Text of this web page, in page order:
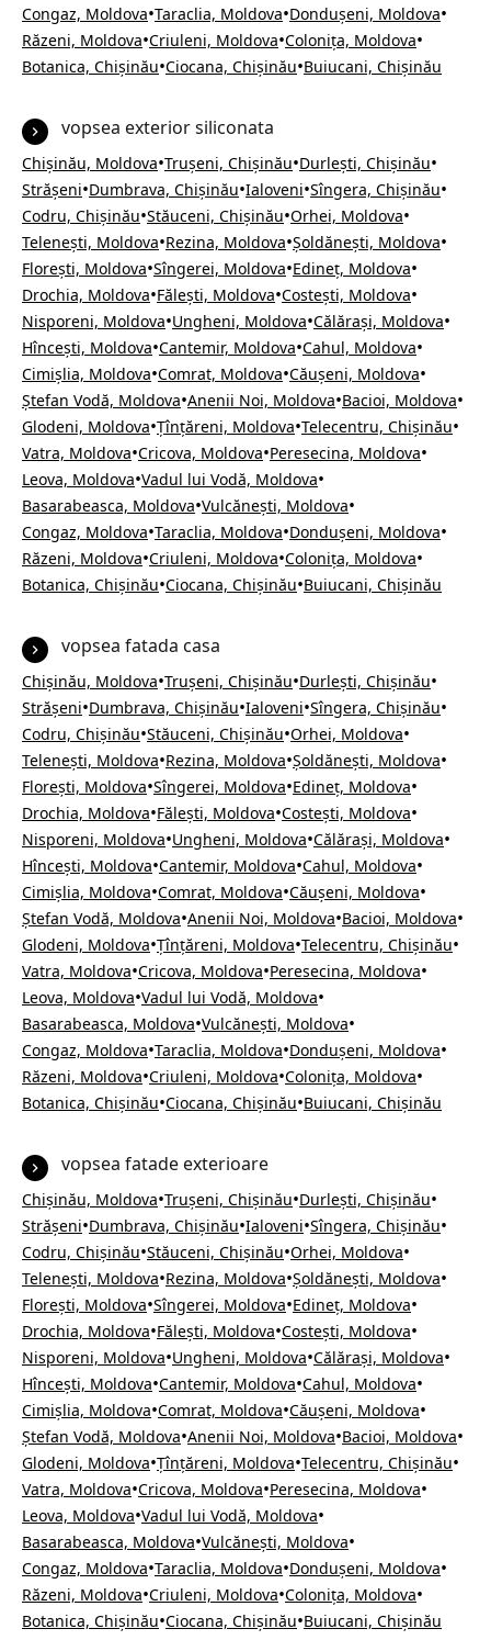
Congaz, Moldova•Taraclia, Moldova•Dondușeni, Moldova•
Răzeni, Moldova•Criuleni, Moldova•Colonița, Moldova•
Botanica, Chișinău•Ciocana, Chișinău•Buiucani, Chișinău
vopsea exterior siliconata
Chișinău, Moldova•Trușeni, Chișinău•Durlești, Chișinău•
Strășeni•Dumbrava, Chișinău•Ialoveni•Sîngera, Chișinău•
Codru, Chișinău•Stăuceni, Chișinău•Orhei, Moldova•
Telenești, Moldova•Rezina, Moldova•Șoldănești, Moldova•
Florești, Moldova•Sîngerei, Moldova•Edineț, Moldova•
Drochia, Moldova•Fălești, Moldova•Costești, Moldova•
Nisporeni, Moldova•Ungheni, Moldova•Călărași, Moldova•
Hîncești, Moldova•Cantemir, Moldova•Cahul, Moldova•
Cimișlia, Moldova•Comrat, Moldova•Căușeni, Moldova•
Ștefan Vodă, Moldova•Anenii Noi, Moldova•Bacioi, Moldova•
Glodeni, Moldova•Țînțăreni, Moldova•Telecentru, Chișinău•
Vatra, Moldova•Cricova, Moldova•Peresecina, Moldova•
Leova, Moldova•Vadul lui Vodă, Moldova•
Basarabeasca, Moldova•Vulcănești, Moldova•
Congaz, Moldova•Taraclia, Moldova•Dondușeni, Moldova•
Răzeni, Moldova•Criuleni, Moldova•Colonița, Moldova•
Botanica, Chișinău•Ciocana, Chișinău•Buiucani, Chișinău
vopsea fatada casa
Chișinău, Moldova•Trușeni, Chișinău•Durlești, Chișinău•
Strășeni•Dumbrava, Chișinău•Ialoveni•Sîngera, Chișinău•
Codru, Chișinău•Stăuceni, Chișinău•Orhei, Moldova•
Telenești, Moldova•Rezina, Moldova•Șoldănești, Moldova•
Florești, Moldova•Sîngerei, Moldova•Edineț, Moldova•
Drochia, Moldova•Fălești, Moldova•Costești, Moldova•
Nisporeni, Moldova•Ungheni, Moldova•Călărași, Moldova•
Hîncești, Moldova•Cantemir, Moldova•Cahul, Moldova•
Cimișlia, Moldova•Comrat, Moldova•Căușeni, Moldova•
Ștefan Vodă, Moldova•Anenii Noi, Moldova•Bacioi, Moldova•
Glodeni, Moldova•Țînțăreni, Moldova•Telecentru, Chișinău•
Vatra, Moldova•Cricova, Moldova•Peresecina, Moldova•
Leova, Moldova•Vadul lui Vodă, Moldova•
Basarabeasca, Moldova•Vulcănești, Moldova•
Congaz, Moldova•Taraclia, Moldova•Dondușeni, Moldova•
Răzeni, Moldova•Criuleni, Moldova•Colonița, Moldova•
Botanica, Chișinău•Ciocana, Chișinău•Buiucani, Chișinău
vopsea fatade exterioare
Chișinău, Moldova•Trușeni, Chișinău•Durlești, Chișinău•
Strășeni•Dumbrava, Chișinău•Ialoveni•Sîngera, Chișinău•
Codru, Chișinău•Stăuceni, Chișinău•Orhei, Moldova•
Telenești, Moldova•Rezina, Moldova•Șoldănești, Moldova•
Florești, Moldova•Sîngerei, Moldova•Edineț, Moldova•
Drochia, Moldova•Fălești, Moldova•Costești, Moldova•
Nisporeni, Moldova•Ungheni, Moldova•Călărași, Moldova•
Hîncești, Moldova•Cantemir, Moldova•Cahul, Moldova•
Cimișlia, Moldova•Comrat, Moldova•Căușeni, Moldova•
Ștefan Vodă, Moldova•Anenii Noi, Moldova•Bacioi, Moldova•
Glodeni, Moldova•Țînțăreni, Moldova•Telecentru, Chișinău•
Vatra, Moldova•Cricova, Moldova•Peresecina, Moldova•
Leova, Moldova•Vadul lui Vodă, Moldova•
Basarabeasca, Moldova•Vulcănești, Moldova•
Congaz, Moldova•Taraclia, Moldova•Dondușeni, Moldova•
Răzeni, Moldova•Criuleni, Moldova•Colonița, Moldova•
Botanica, Chișinău•Ciocana, Chișinău•Buiucani, Chișinău